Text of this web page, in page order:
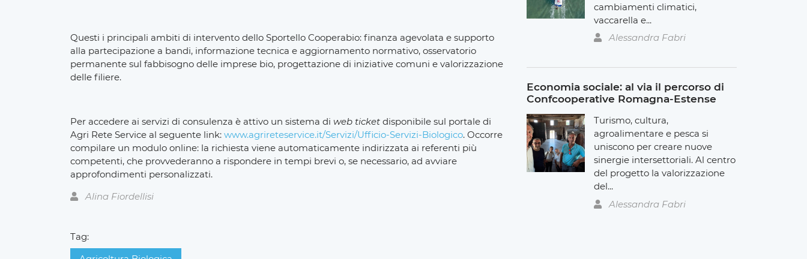
Questi i principali ambiti di intervento dello Sportello Cooperabio: finanza agevolata e supporto
alla partecipazione a bandi, informazione tecnica e aggiornamento normativo, osservatorio
permanente sul fabbisogno delle imprese bio, progettazione di iniziative comuni e valorizzazione
delle filiere.
Per accedere ai servizi di consulenza è attivo un sistema di web ticket disponibile sul portale di
Agri Rete Service al seguente link: www.agrireteservice.it/Servizi/Ufficio-Servizi-Biologico. Occorre
compilare un modulo online: la richiesta viene automaticamente indirizzata ai referenti più
competenti, che provvederanno a rispondere in tempi brevi o, se necessario, ad avviare
approfondimenti personalizzati.
Alina Fiordellisi
Tag:
cambiamenti climatici,
vaccarella e...
Alessandra Fabri
Economia sociale: al via il percorso di
Confcooperative Romagna-Estense
Turismo, cultura,
agroalimentare e pesca si
uniscono per creare nuove
sinergie intersettoriali. Al centro
del progetto la valorizzazione
del...
Alessandra Fabri